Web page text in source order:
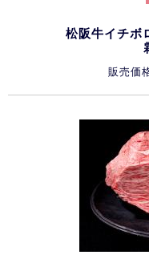
松阪牛イチボ
販売価